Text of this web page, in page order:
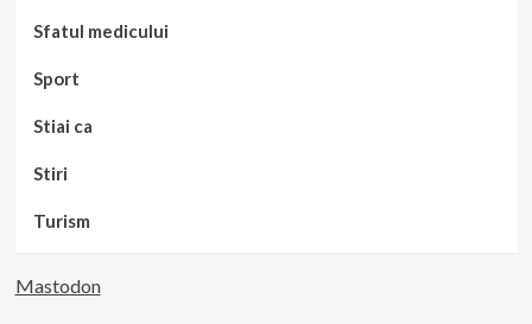
Sfatul medicului
Sport
Stiai ca
Stiri
Turism
Mastodon